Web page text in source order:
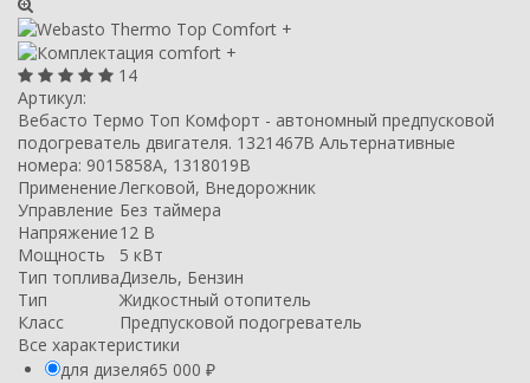
14
Артикул:
Вебасто Термо Топ Комфорт - автономный предпусковой
подогреватель двигателя. 1321467B Альтернативные
номера: 9015858A, 1318019B
ПрименениеЛегковой, Внедорожник
Управление Без таймера
Напряжение12 В
Мощность
5 кВт
Тип топливаДизель, Бензин
Тип
Жидкостный отопитель
Класс
Предпусковой подогреватель
Все характеристики
для дизеля65 000 ₽